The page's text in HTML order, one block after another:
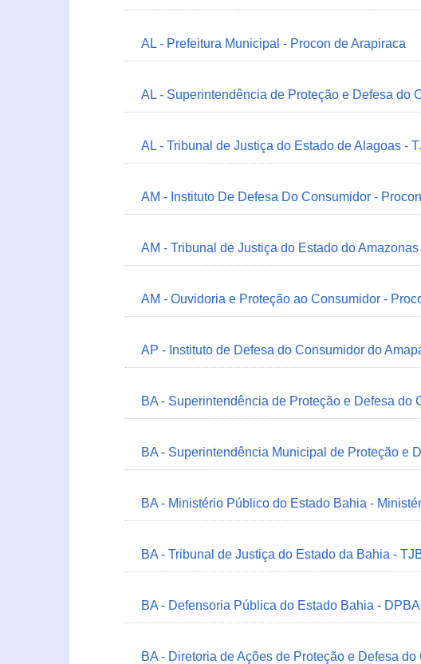
AL - Prefeitura Municipal - Procon de Arapiraca
AL - Superintendência de Proteção e Defesa do
AL - Tribunal de Justiça do Estado de Alagoas -
AM - Instituto De Defesa Do Consumidor -
AM - Tribunal de Justiça do Estado do Amazonas
AM - Ouvidoria e Proteção ao Consumidor -
AP - Instituto de Defesa do Consumidor do
BA - Superintendência de Proteção e Defesa
BA - Superintendência Municipal de Proteção e
BA - Ministério Público do Estado Bahia -
BA - Tribunal de Justiça do Estado da Bahia -
BA - Defensoria Pública do Estado Bahia - DPBA
BA - Diretoria de Ações de Proteção e Defesa